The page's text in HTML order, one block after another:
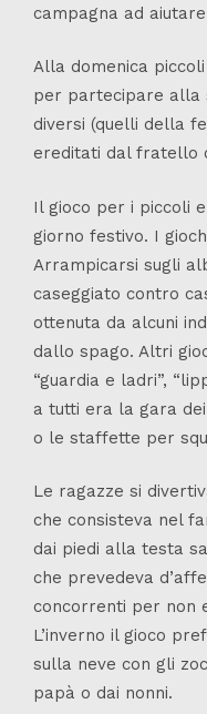
campagna ad
Alla domenica
per partecipare alla
diversi (quelli della
ereditati dal fratello
Il gioco per i piccoli
giorno festivo. I
Arrampicarsi sugli
caseggiato contro
ottenuta da alcuni
dallo spago. Altri
“guardia e ladri”,
a tutti era la gara
o le staffette per
Le ragazze si
che consisteva nel
dai piedi alla testa
che prevedeva
concorrenti per non
L’inverno il gioco
sulla neve con gli
papà o dai nonni.